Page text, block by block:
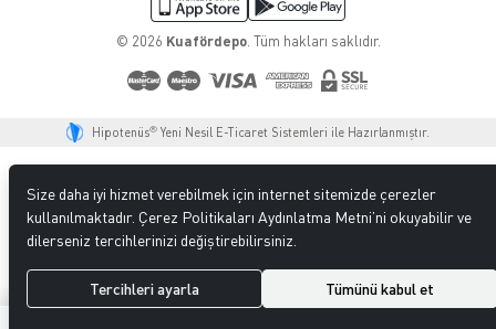
© 2026 Kuafördepo. Tüm hakları saklıdır.
Hipotenüs® Yeni Nesil E-Ticaret Sistemleri ile Hazırlanmıştır.
Size daha iyi hizmet verebilmek için internet sitemizde çerezler
kullanılmaktadır. Çerez Politikaları Aydınlatma Metni’ni okuyabilir ve
dilerseniz tercihlerinizi değiştirebilirsiniz.
Tercihleri ayarla Tümünü kabul et